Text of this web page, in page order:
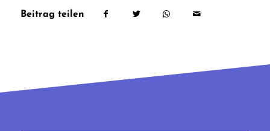
Beitrag teilen